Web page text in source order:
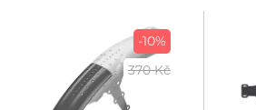
-10%
370 Kč